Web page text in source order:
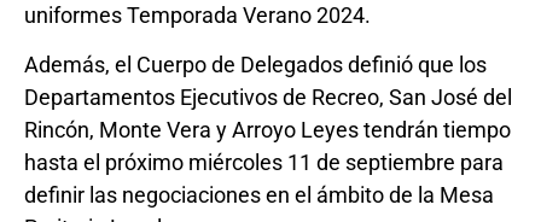
uniformes Temporada Verano 2024.
Además, el Cuerpo de Delegados definió que los
Departamentos Ejecutivos de Recreo, San José del
Rincón, Monte Vera y Arroyo Leyes tendrán tiempo
hasta el próximo miércoles 11 de septiembre para
definir las negociaciones en el ámbito de la Mesa